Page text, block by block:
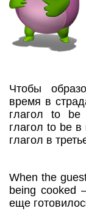
Чтобы
время в
глагол to
глагол to be
глагол в
When the
being cooked
еще